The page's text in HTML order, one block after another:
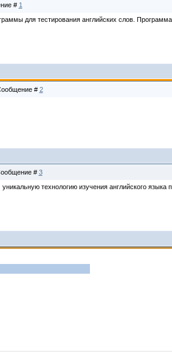
# 1
для тестирования английских слов.
# 2
# 3
технологию изучения английского